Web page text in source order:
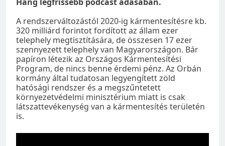
A rendszerváltozástól 2020-ig kármentesítésre kb.
320 milliárd forintot fordított az állam ezer
telephely megtisztítására, de összesen 17 ezer
szennyezett telephely van Magyarországon. Bár
papíron létezik az Országos Kármentesítési
Program, de nincs benne érdemi pénz. Az Orbán
kormány által tudatosan legyengített zöld
hatósági rendszer és a megszűntetett
környezetvédelmi minisztérium miatt is csak
látszattevékenység van a kármentesítés területén
is.